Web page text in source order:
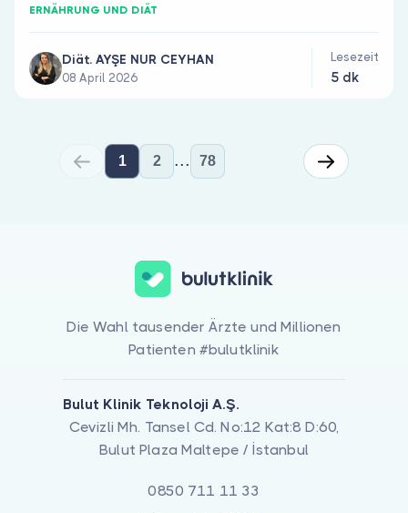
ERNÄHRUNG UND DIÄT
Diät. AYŞE NUR CEYHAN
08 April 2026
Lesezeit
5 dk
1 2 ... 78
Die Wahl tausender Ärzte und Millionen
Patienten #bulutklinik
Bulut Klinik Teknoloji A.Ş.
Cevizli Mh. Tansel Cd. No:12 Kat:8 D:60,
Bulut Plaza Maltepe / İstanbul
0850 711 11 33